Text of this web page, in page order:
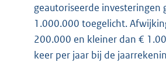
geautoriseerde investeringen
1.000.000 toegelicht.
200.000 en kleiner dan €
keer per jaar bij de